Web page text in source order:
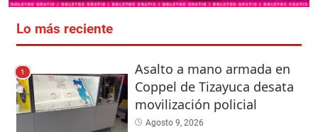
Lo más reciente
1
Asalto a mano armada en
Coppel de Tizayuca desata
movilización policial
Agosto 9, 2026